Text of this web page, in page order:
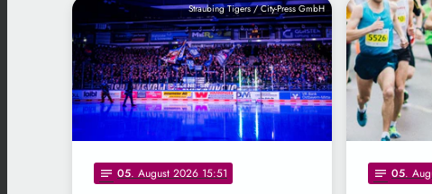
Straubing Tigers / City-Press GmbH
notes 05. August 2026 15:51 notes 05.